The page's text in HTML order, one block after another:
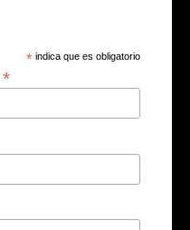
* indica que es obligatorio
*